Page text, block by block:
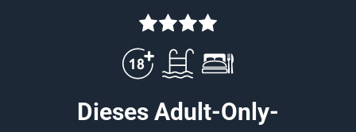
Dieses Adult-Only-